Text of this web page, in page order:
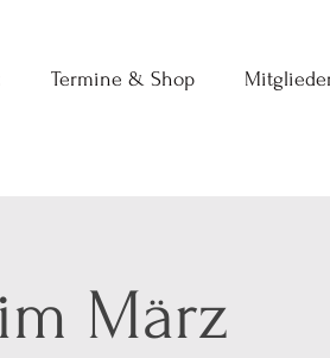
Termine & Shop
März